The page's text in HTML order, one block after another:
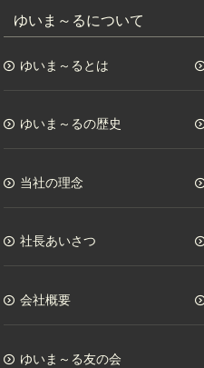
ゆいま～るについて
ゆいま～るとは
ゆいま～るの歴史
当社の理念
社長あいさつ
会社概要
ゆいま～る友の会